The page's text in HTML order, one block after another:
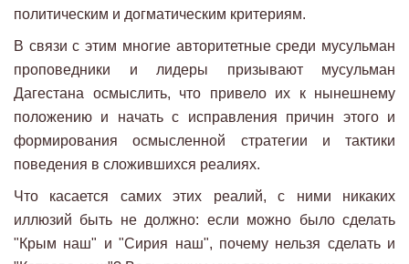
политическим и догматическим критериям.
В связи с этим многие авторитетные среди мусульман
проповедники и лидеры призывают мусульман
Дагестана осмыслить, что привело их к нынешнему
положению и начать с исправления причин этого и
формирования осмысленной стратегии и тактики
поведения в сложившихся реалиях.
Что касается самих этих реалий, с ними никаких
иллюзий быть не должно: если можно было сделать
"Крым наш" и "Сирия наш", почему нельзя сделать и